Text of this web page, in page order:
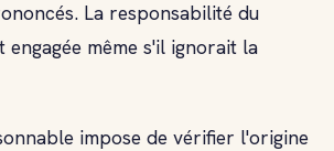
La responsabilité du
même s'il ignorait la
impose de vérifier l'origine